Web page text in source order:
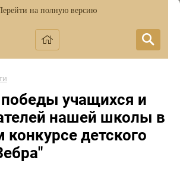
на полную версию
победы учащихся и
нашей школы в
конкурсе детского